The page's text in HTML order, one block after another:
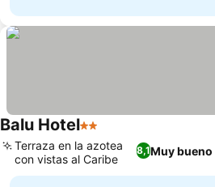
Balu Hotel2 Estrellas
8,1Muy bueno
Terraza en la azotea
con vistas al Caribe